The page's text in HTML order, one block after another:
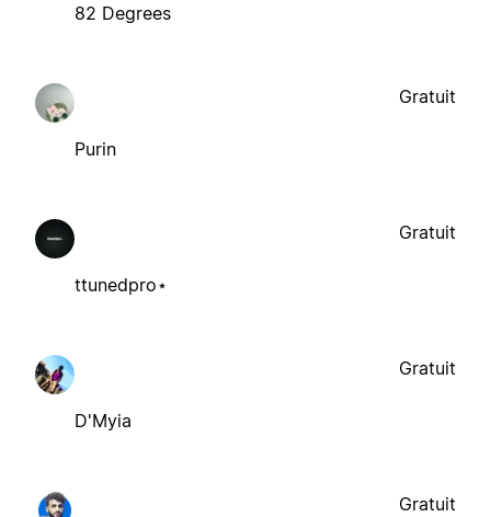
82 Degrees
Purin
Gratuit
ttunedpro⋆
Gratuit
D'Myia
Gratuit
Gratuit